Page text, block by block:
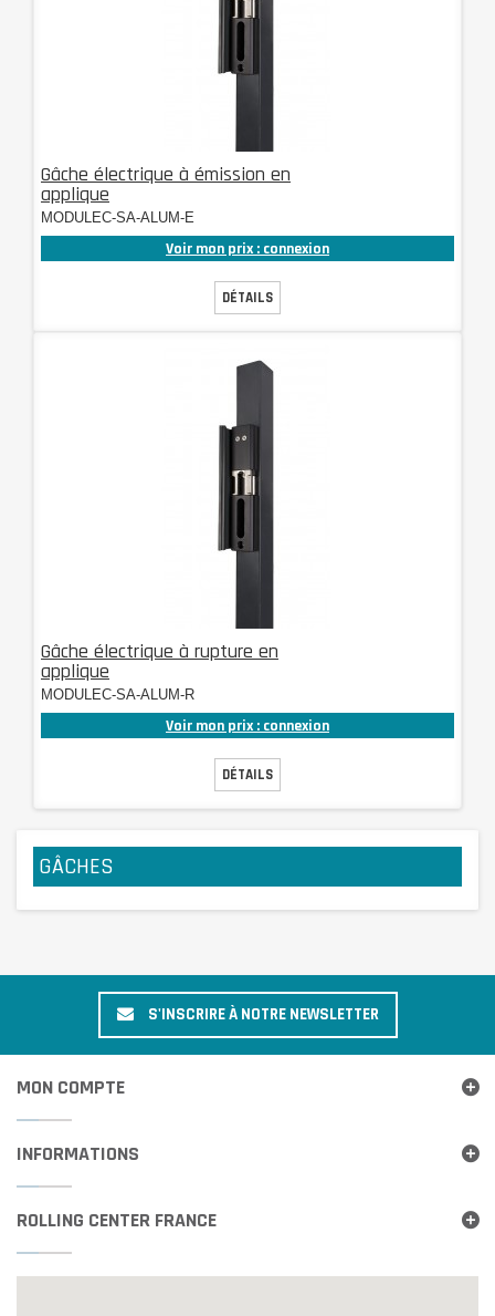
Gâche électrique à émission en
applique
MODULEC-SA-ALUM-E
Voir mon prix : connexion
DÉTAILS
Gâche électrique à rupture en
applique
MODULEC-SA-ALUM-R
Voir mon prix : connexion
DÉTAILS
GÂCHES
S'INSCRIRE À NOTRE NEWSLETTER
MON COMPTE
INFORMATIONS
ROLLING CENTER FRANCE